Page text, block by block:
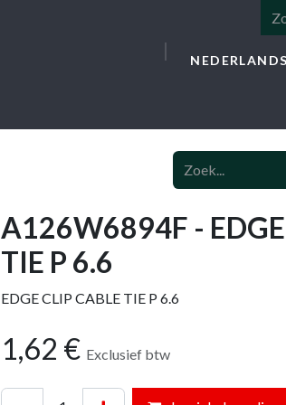
A126W6894F - EDGE
TIE P 6.6
EDGE CLIP CABLE TIE P 6.6
1,62 € Exclusief btw